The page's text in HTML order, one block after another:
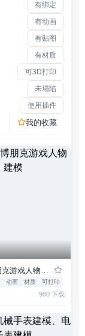
有绑定
有动画
有贴图
有材质
可3D打印
未塌陷
使用插件
我的收藏
动画 材质 可打印
980 下载